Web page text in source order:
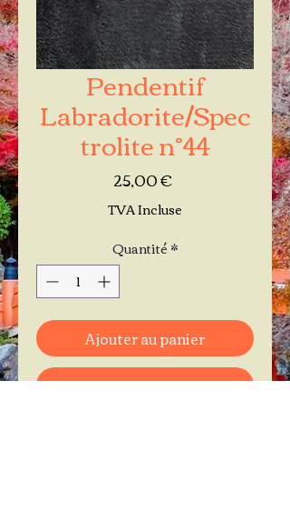
Pendentif
Labradorite/Spec
trolite n°44
25,00 €Prix
TVA Incluse
Quantité*
Ajouter au panier
Commander et payer